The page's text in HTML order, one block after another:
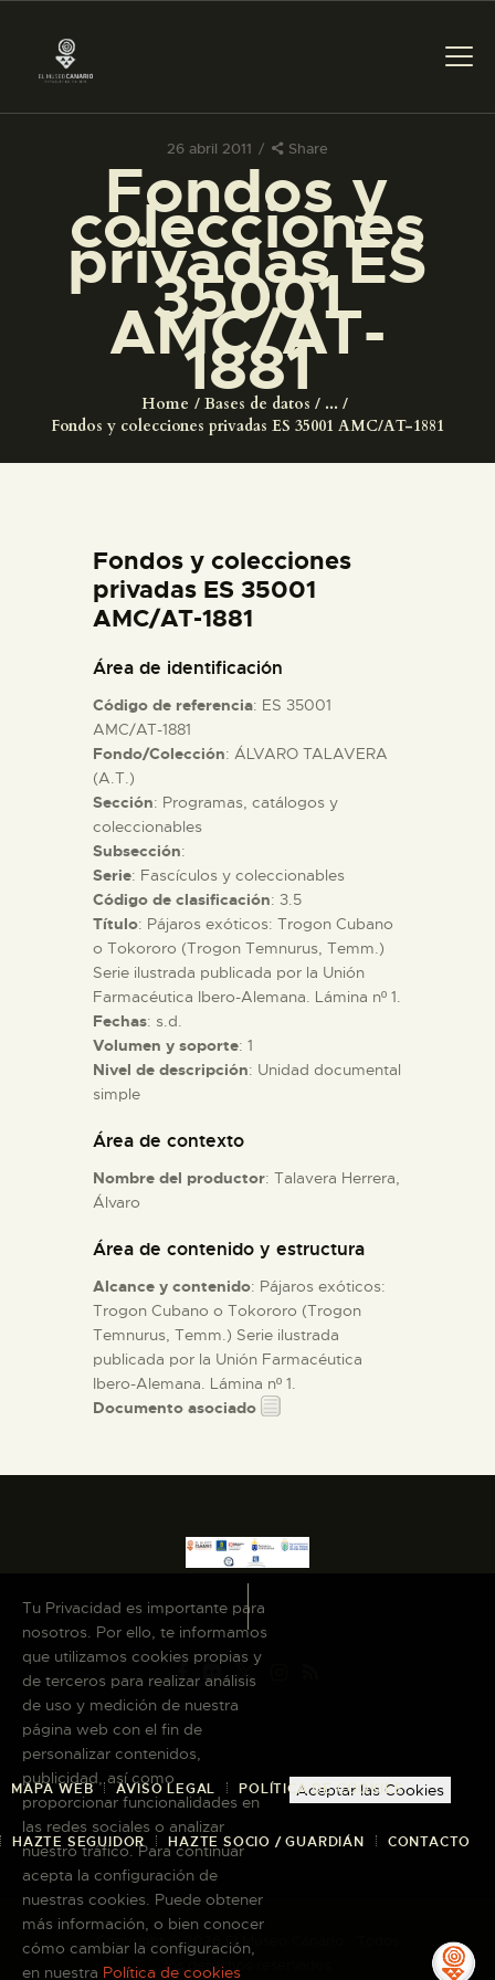
26 abril 2011 Share
Fondos y
colecciones
privadas ES
35001
AMC/AT-
1881
Home Bases de datos
...
Fondos y colecciones privadas ES 35001 AMC/AT-1881
PREPARAR LA VISITA
ACTIVIDADES
EL MUSEO
ESPAÑOL
ACTIVIDADES
█
EL MUSEO
COLECCIONES
DIDÁCTICA
ESPAÑOL
Fondos y colecciones
privadas ES 35001
AMC/AT-1881
Área de identificación
Código de referencia: ES 35001
AMC/AT-1881
Fondo/Colección: ÁLVARO TALAVERA
(A.T.)
Sección: Programas, catálogos y
coleccionables
Subsección:
Serie: Fascículos y coleccionables
Código de clasificación: 3.5
Título: Pájaros exóticos: Trogon Cubano
o Tokororo (Trogon Temnurus, Temm.)
Serie ilustrada publicada por la Unión
Farmacéutica Ibero-Alemana. Lámina nº 1.
Fechas: s.d.
Volumen y soporte: 1
Nivel de descripción: Unidad documental
simple
Área de contexto
Nombre del productor: Talavera Herrera,
Álvaro
Área de contenido y estructura
Alcance y contenido: Pájaros exóticos:
Trogon Cubano o Tokororo (Trogon
Temnurus, Temm.) Serie ilustrada
publicada por la Unión Farmacéutica
Ibero-Alemana. Lámina nº 1.
Documento asociado
MAPA WEB AVISO LEGAL POLÍTICA DE COOKIES
HAZTE SEGUIDOR HAZTE SOCIO / GUARDIÁN CONTACTO
Copyright © 2026 El Museo Canario · Todos
los derechos reservados
Tu Privacidad es importante para
nosotros. Por ello, te informamos
que utilizamos cookies propias y
de terceros para realizar análisis
de uso y medición de nuestra
página web con el fin de
personalizar contenidos,
publicidad, así como
proporcionar funcionalidades en
las redes sociales o analizar
nuestro tráfico. Para continuar
acepta la configuración de
nuestras cookies. Puede obtener
más información, o bien conocer
cómo cambiar la configuración,
en nuestra Política de cookies
Aceptar las Cookies